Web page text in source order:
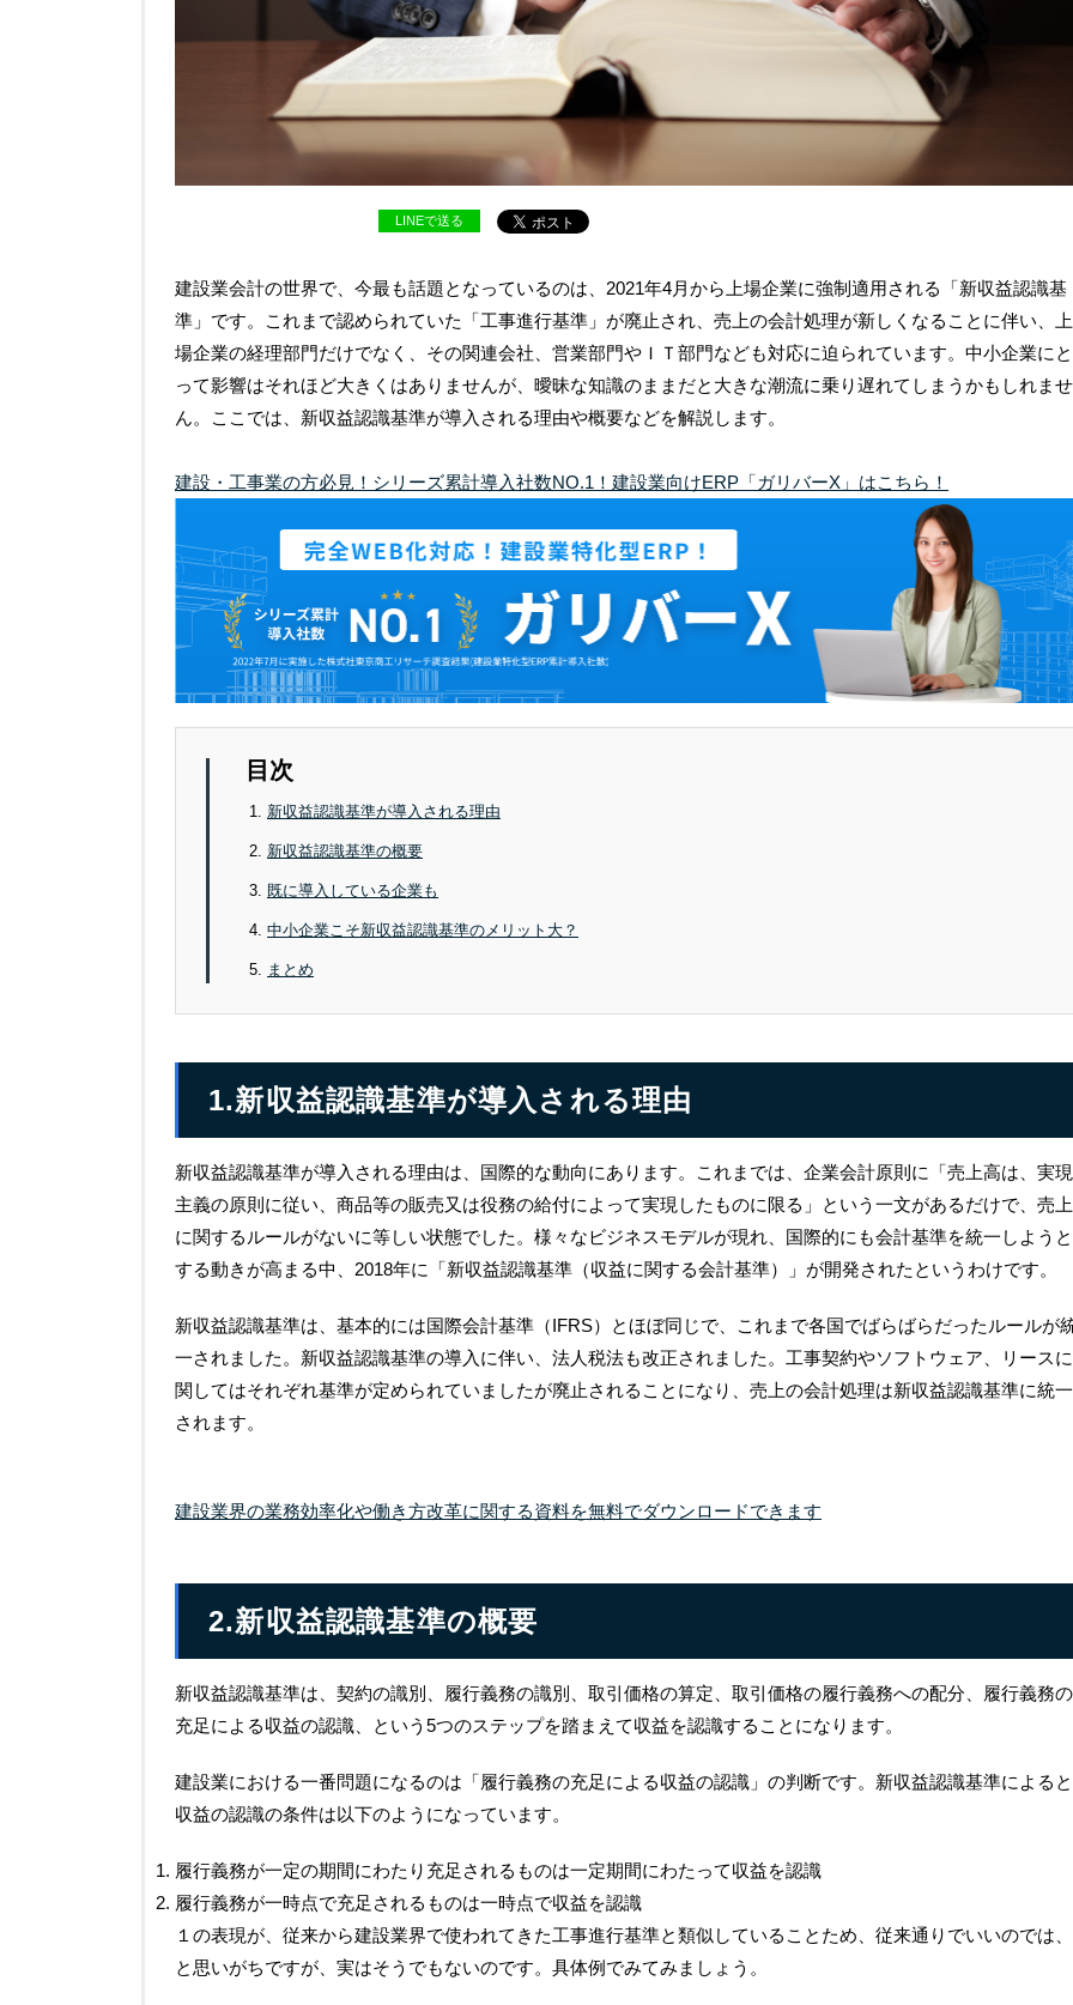
LINEで送る
建設業会計の世界で、今最も話題となっているのは、2021年4月から上場企業に強制適用される「新収益認識基
準」です。これまで認められていた「工事進行基準」が廃止され、売上の会計処理が新しくなることに伴い、
上
場企業の経理部門だけでなく、その関連会社、営業部門やＩＴ部門なども対応に迫られています。 中小企業にと
って影響はそれほど大きくはありませんが、曖昧な知識のままだと大きな潮流に乗り遅れてしまうかもしれませ
ん。ここでは、新収益認識基準が導入される理由や概要などを解説します。
建設・工事業の方必見！シリーズ累計導入社数NO.1！建設業向けERP「ガリバーX」はこちら！
目次
新収益認識基準が導入される理由
新収益認識基準の概要
既に導入している企業も
中小企業こそ新収益認識基準のメリット大？
まとめ
1.新収益認識基準が導入される理由
新収益認識基準が導入される理由は、国際的な動向にあります。これまでは、企業会計原則に「売上高は、実現
主義の原則に従い、商品等の販売又は役務の給付によって実現したものに限る」という一文があるだけで、売上
に関するルールがないに等しい状態でした。様々なビジネスモデルが現れ、国際的にも会計基準を統一しようと
する動きが高まる中、2018年に「新収益認識基準（収益に関する会計基準）」が開発されたというわけです。
新収益認識基準は、基本的には国際会計基準（IFRS）とほぼ同じで、これまで各国でばらばらだったルールが
一されました。新収益認識基準の導入に伴い、法人税法も改正されました。工事契約やソフトウェア、リースに
関してはそれぞれ基準が定められていましたが廃止されることになり、売上の会計処理は新収益認識基準に統一
されます。
建設業界の業務効率化や働き⽅改⾰に関する資料を無料でダウンロードできます
2.新収益認識基準の概要
新収益認識基準は、契約の識別、履行義務の識別、取引価格の算定、取引価格の履行義務への配分、履行義務の
充足による収益の認識、という5つのステップを踏まえて収益を認識することになります。
建設業における一番問題になるのは「履行義務の充足による収益の認識」の判断です。新収益認識基準によると
収益の認識の条件は以下のようになっています。
履行義務が一定の期間にわたり充足されるものは一定期間にわたって収益を認識
履行義務が一時点で充足されるものは一時点で収益を認識
１の表現が、従来から建設業界で使われてきた工事進行基準と類似していることため、従来通りでいいのでは、
と思いがちですが、実はそうでもないのです。具体例でみてみましょう。